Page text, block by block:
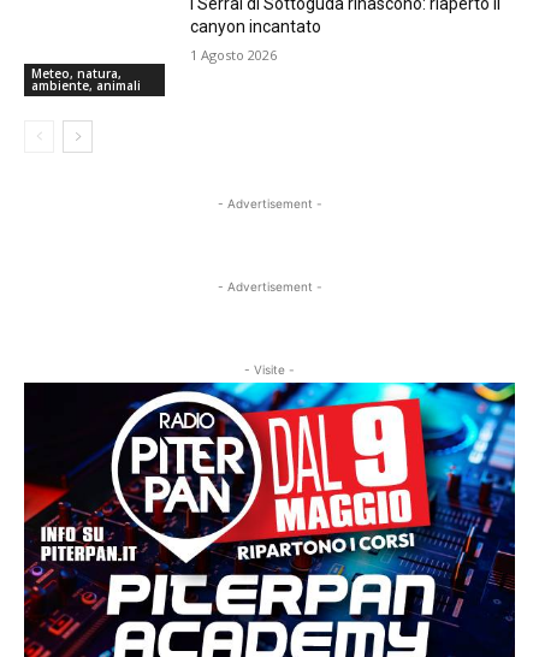
Meteo, natura,
ambiente, animali
I Serrai di Sottoguda rinascono: riaperto il
canyon incantato
1 Agosto 2026
- Advertisement -
- Advertisement -
- Visite -